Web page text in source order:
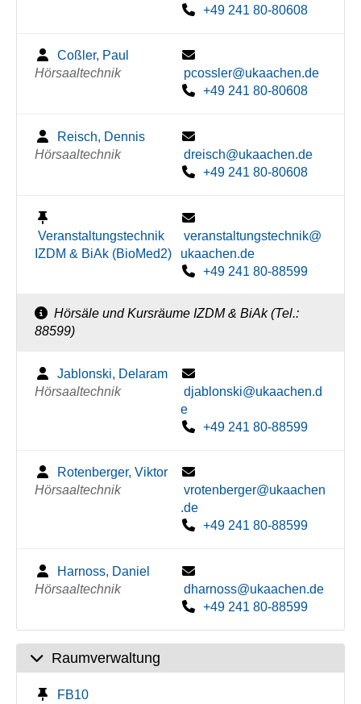
+49 241 80-80608
Coßler, Paul
Hörsaaltechnik
pcossler@ukaachen.de
+49 241 80-80608
Reisch, Dennis
Hörsaaltechnik
dreisch@ukaachen.de
+49 241 80-80608
Veranstaltungstechnik
IZDM & BiAk (BioMed2)
veranstaltungstechnik@
ukaachen.de
+49 241 80-88599
Hörsäle und Kursräume IZDM & BiAk (Tel.:
88599)
Jablonski, Delaram
Hörsaaltechnik
djablonski@ukaachen.d
e
+49 241 80-88599
Rotenberger, Viktor
Hörsaaltechnik
vrotenberger@ukaachen
.de
+49 241 80-88599
Harnoss, Daniel
Hörsaaltechnik
dharnoss@ukaachen.de
+49 241 80-88599
Raumverwaltung
FB10